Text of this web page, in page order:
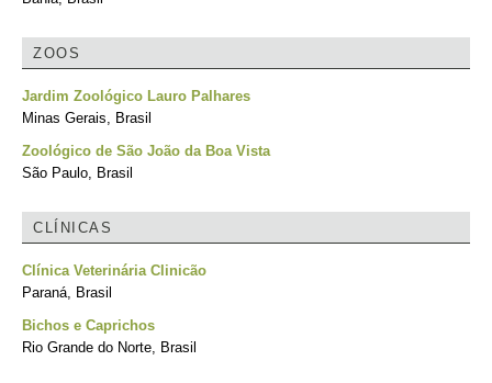
ZOOS
Jardim Zoológico Lauro Palhares
Minas Gerais, Brasil
Zoológico de São João da Boa Vista
São Paulo, Brasil
CLÍNICAS
Clínica Veterinária Clinicão
Paraná, Brasil
Bichos e Caprichos
Rio Grande do Norte, Brasil